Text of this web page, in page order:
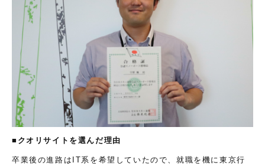
■クオリサイトを選んだ理由
卒業後の進路はIT系を希望していたので、就職を機に東京行